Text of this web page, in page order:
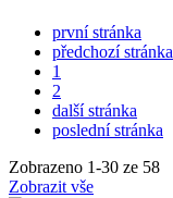
první stránka
předchozí stránka
1
2
další stránka
poslední stránka
Zobrazeno 1-30 ze 58
Zobrazit vše